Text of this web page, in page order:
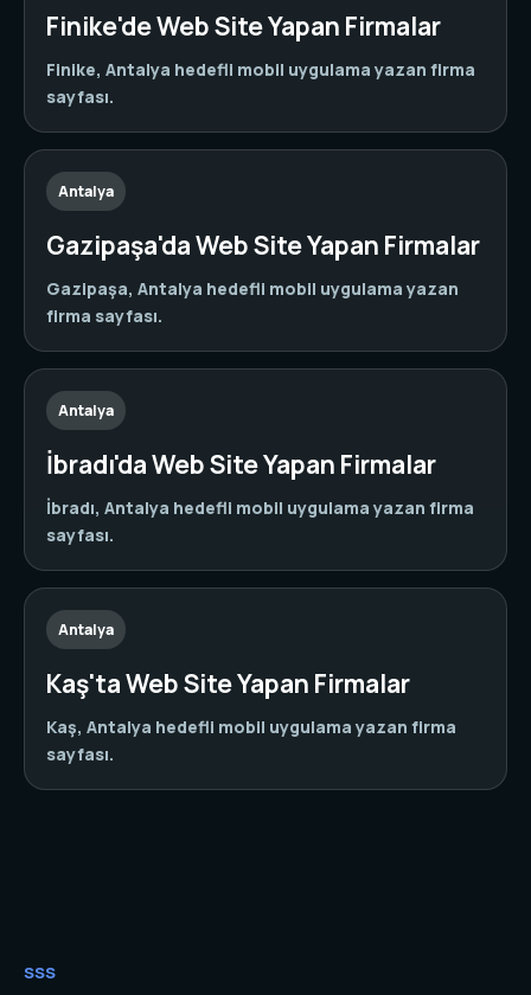
Finike'de Web Site Yapan Firmalar
Finike, Antalya hedefli mobil uygulama yazan firma
sayfası.
Antalya
Gazipaşa'da Web Site Yapan Firmalar
Gazipaşa, Antalya hedefli mobil uygulama yazan
firma sayfası.
Antalya
İbradı'da Web Site Yapan Firmalar
İbradı, Antalya hedefli mobil uygulama yazan firma
sayfası.
Antalya
Kaş'ta Web Site Yapan Firmalar
Kaş, Antalya hedefli mobil uygulama yazan firma
sayfası.
SSS